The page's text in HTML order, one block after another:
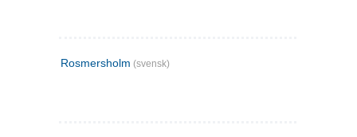
Rosmersholm (svensk)